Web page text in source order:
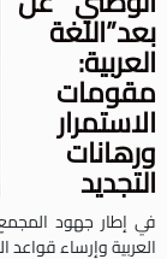
إطار جهود المجمع
وإرساء قواعد